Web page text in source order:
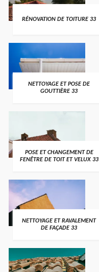
RÉNOVATION DE TOITURE 33
NETTOYAGE ET POSE DE
GOUTTIÈRE 33
POSE ET CHANGEMENT DE
FENÊTRE DE TOIT ET VELUX 33
NETTOYAGE ET RAVALEMENT
DE FAÇADE 33